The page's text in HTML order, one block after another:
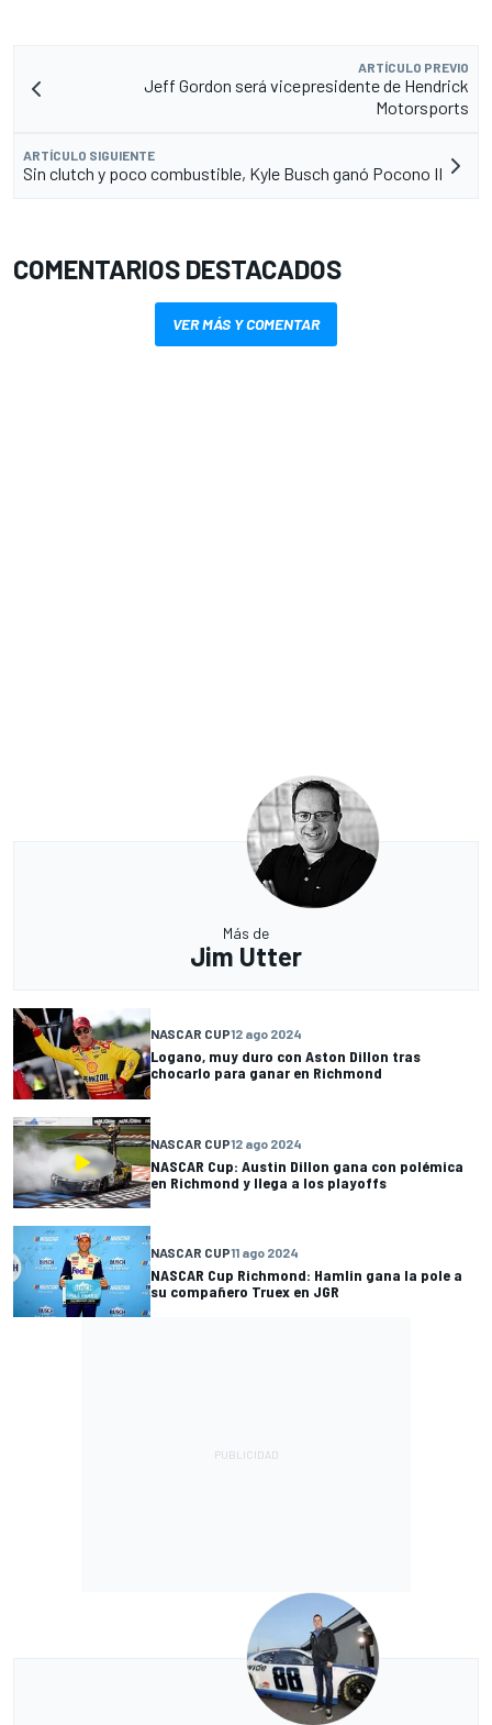
ARTÍCULO PREVIO
Jeff Gordon será vicepresidente de Hendrick
Motorsports
ARTÍCULO SIGUIENTE
Sin clutch y poco combustible, Kyle Busch ganó Pocono II
COMENTARIOS DESTACADOS
VER MÁS Y COMENTAR
Más de
Jim Utter
NASCAR CUP12 ago 2024
Logano, muy duro con Aston Dillon tras
chocarlo para ganar en Richmond
NASCAR CUP12 ago 2024
NASCAR Cup: Austin Dillon gana con polémica
en Richmond y llega a los playoffs
NASCAR CUP11 ago 2024
NASCAR Cup Richmond: Hamlin gana la pole a
su compañero Truex en JGR